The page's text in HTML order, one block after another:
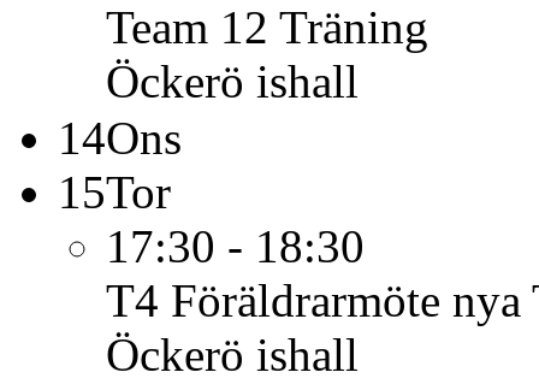
Team 12 Träning
Öckerö ishall
14Ons
15Tor
17:30 - 18:30
T4 Föräldrarmöte nya
Öckerö ishall